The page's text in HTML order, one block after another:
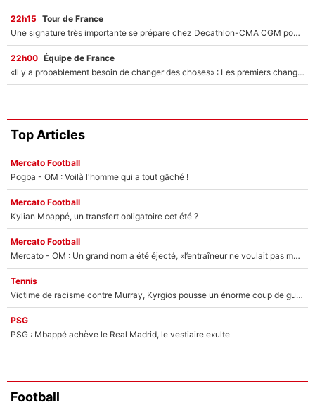
22h15 Tour de France
Une signature très importante se prépare chez Decathlon-CMA CGM pour aider Paul Seixas à gagner le Tour de France 2027
22h00 Équipe de France
«Il y a probablement besoin de changer des choses» : Les premiers changements de Zinedine Zidane en équipe de France sont révélés ?
Top Articles
Mercato Football
Pogba - OM : Voilà l'homme qui a tout gâché !
Mercato Football
Kylian Mbappé, un transfert obligatoire cet été ?
Mercato Football
Mercato - OM : Un grand nom a été éjecté, «l’entraîneur ne voulait pas me conserver»
Tennis
Victime de racisme contre Murray, Kyrgios pousse un énorme coup de gueule !
PSG
PSG : Mbappé achève le Real Madrid, le vestiaire exulte
Football